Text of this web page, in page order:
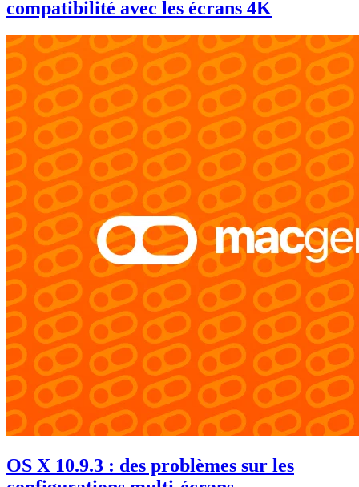
compatibilité avec les écrans 4K
OS X 10.9.3 : des problèmes sur les